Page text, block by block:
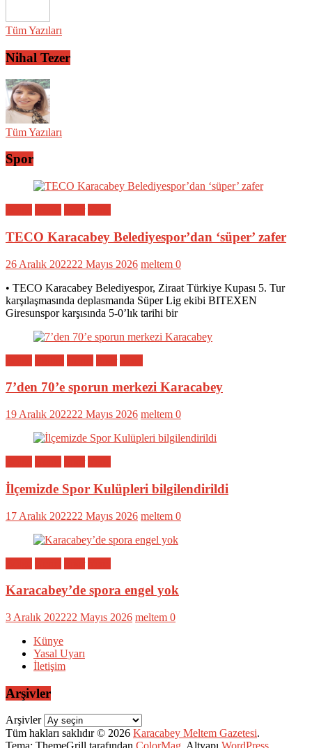
Tüm Yazıları
Nihal Tezer
Tüm Yazıları
Spor
TECO Karacabey Belediyespor’dan ‘süper’ zafer
26 Aralık 202222 Mayıs 2026 meltem 0
• TECO Karacabey Belediyespor, Ziraat Türkiye Kupası 5. Tur
karşılaşmasında deplasmanda Süper Lig ekibi BITEXEN
Giresunspor karşısında 5-0’lık tarihi bir
7’den 70’e sporun merkezi Karacabey
19 Aralık 202222 Mayıs 2026 meltem 0
İlçemizde Spor Kulüpleri bilgilendirildi
17 Aralık 202222 Mayıs 2026 meltem 0
Karacabey’de spora engel yok
3 Aralık 202222 Mayıs 2026 meltem 0
Künye
Yasal Uyarı
İletişim
Arşivler
Arşivler
Tüm hakları saklıdır © 2026 Karacabey Meltem Gazetesi.